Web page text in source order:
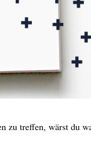
zu treffen, wärst du